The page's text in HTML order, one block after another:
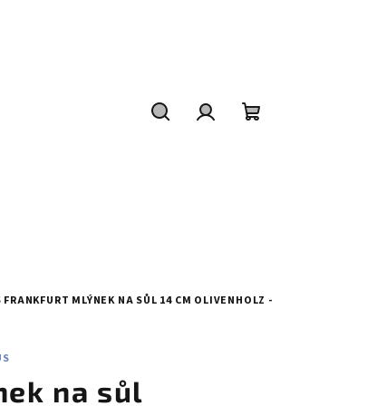
FRANKFURT MLÝNEK NA SŮL 14 CM OLIVENHOLZ -
na sůl